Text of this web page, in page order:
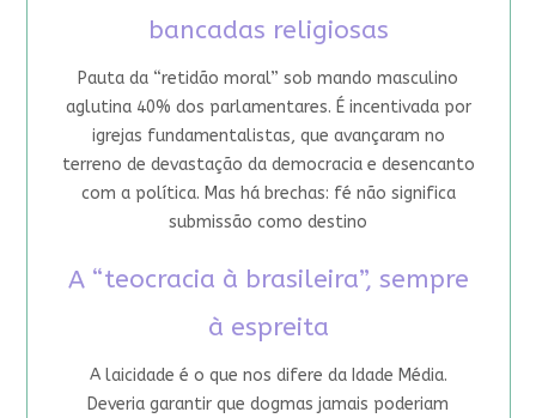
bancadas religiosas
Pauta da “retidão moral” sob mando masculino
aglutina 40% dos parlamentares. É incentivada por
igrejas fundamentalistas, que avançaram no
terreno de devastação da democracia e desencanto
com a política. Mas há brechas: fé não significa
submissão como destino
A “teocracia à brasileira”, sempre
à espreita
A laicidade é o que nos difere da Idade Média.
Deveria garantir que dogmas jamais poderiam